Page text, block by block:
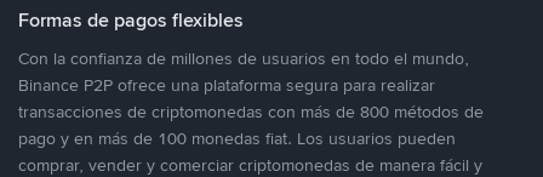
Formas de pagos flexibles
Con la confianza de millones de usuarios en todo el mundo,
Binance P2P ofrece una plataforma segura para realizar
transacciones de criptomonedas con más de 800 métodos de
pago y en más de 100 monedas fiat. Los usuarios pueden
comprar, vender y comerciar criptomonedas de manera fácil y